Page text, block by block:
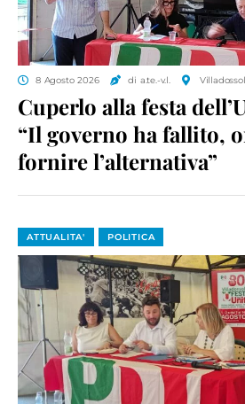
8 Agosto 2026 di a.te.-v.l.
Cuperlo alla festa
“Il governo ha fallito,
fornire l’alternativa”
ATTUALITA' POLITICA